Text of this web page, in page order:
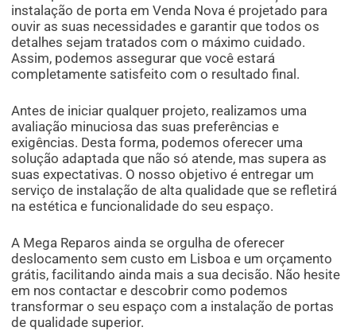
instalação de porta em Venda Nova é projetado para
ouvir as suas necessidades e garantir que todos os
detalhes sejam tratados com o máximo cuidado.
Assim, podemos assegurar que você estará
completamente satisfeito com o resultado final.
Antes de iniciar qualquer projeto, realizamos uma
avaliação minuciosa das suas preferências e
exigências. Desta forma, podemos oferecer uma
solução adaptada que não só atende, mas supera as
suas expectativas. O nosso objetivo é entregar um
serviço de instalação de alta qualidade que se refletirá
na estética e funcionalidade do seu espaço.
A Mega Reparos ainda se orgulha de oferecer
deslocamento sem custo em Lisboa e um orçamento
grátis, facilitando ainda mais a sua decisão. Não hesite
em nos contactar e descobrir como podemos
transformar o seu espaço com a instalação de portas
de qualidade superior.